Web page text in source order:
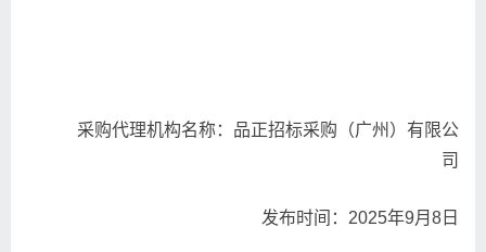
采购代理机构名称：品正招标采购（广州）有限公
司
发布时间：2025年9月8日